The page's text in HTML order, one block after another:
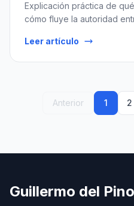
Explicación práctica de
cómo fluye la autoridad
Leer artículo
Anterior 1 2
Guillermo del Pino